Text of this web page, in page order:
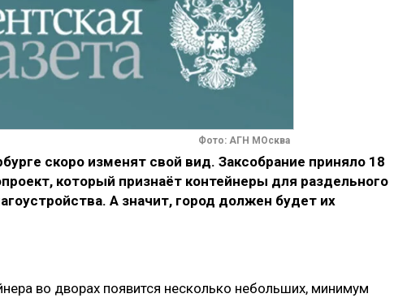
Фото: АГН МОсква
скоро изменят свой вид. Заксобрание приняло 18
который признаёт контейнеры для раздельного
А значит, город должен будет их
во дворах появится несколько небольших, минимум